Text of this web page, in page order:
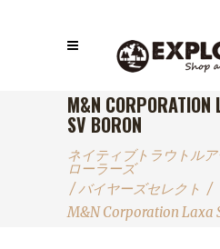
M&N CORPORATION
SV BORON
ネイティブトラウトル
ローラーズ
/バイヤーズセレクト /
M&N Corporation Laxa